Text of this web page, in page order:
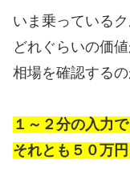
いま乗っている
どれぐらいの価
相場を確認するの
１～２分の入力
それとも５０万円